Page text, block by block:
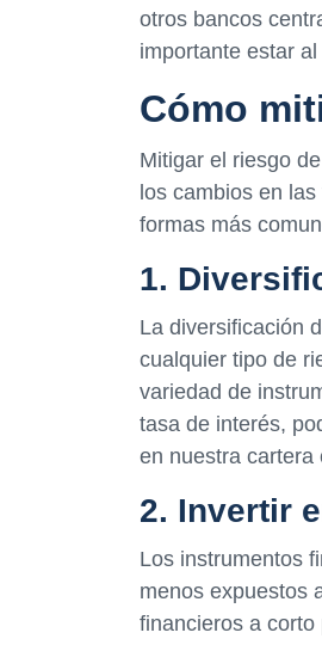
otros bancos
importante estar
Cómo
Mitigar el riesgo
los cambios en
formas más
1.
La diversificación
cualquier tipo de
variedad de
tasa de interés,
en nuestra cartera
2. Invertir
Los instrumentos
menos expuestos
financieros a corto